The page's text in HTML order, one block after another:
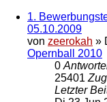
1.
05.10.2009
von zeerokah »
Opernball 2010
0
25401
Letzter